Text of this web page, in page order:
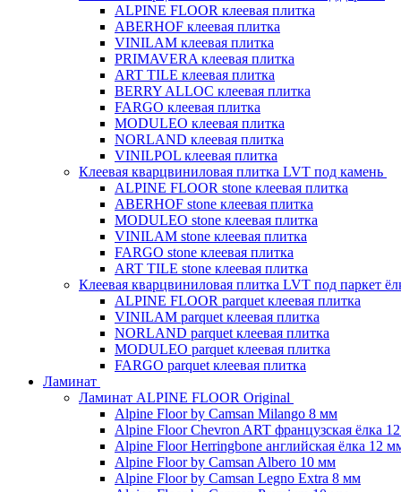
ALPINE FLOOR клеевая плитка
ABERHOF клеевая плитка
VINILAM клеевая плитка
PRIMAVERA клеевая плитка
ART TILE клеевая плитка
BERRY ALLOC клеевая плитка
FARGO клеевая плитка
MODULEO клеевая плитка
NORLAND клеевая плитка
VINILPOL клеевая плитка
Клеевая кварцвиниловая плитка LVT под камень
ALPINE FLOOR stone клеевая плитка
ABERHOF stone клеевая плитка
MODULEO stone клеевая плитка
VINILAM stone клеевая плитка
FARGO stone клеевая плитка
ART TILE stone клеевая плитка
Клеевая кварцвиниловая плитка LVT под паркет
ALPINE FLOOR parquet клеевая плитка
VINILAM parquet клеевая плитка
NORLAND parquet клеевая плитка
MODULEO parquet клеевая плитка
FARGO parquet клеевая плитка
Ламинат
Ламинат ALPINE FLOOR Original
Alpine Floor by Camsan Milango 8 мм
Alpine Floor Chevron ART французская ёлка
Alpine Floor Herringbone английская ёлка 12
Alpine Floor by Camsan Albero 10 мм
Alpine Floor by Camsan Legno Extra 8 мм